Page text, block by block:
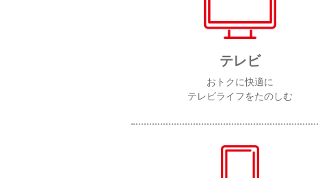
テレビ
おトクに快適に
テレビライフをたのしむ